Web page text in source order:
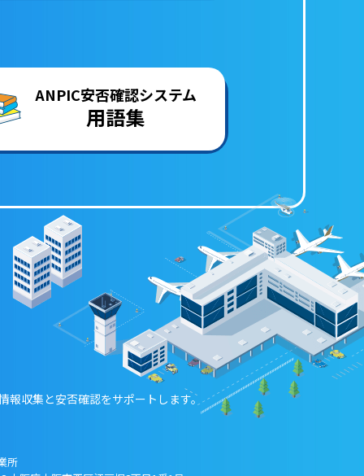
ANPIC安否確認システム
用語集
収集と安否確認をサポートします。
所